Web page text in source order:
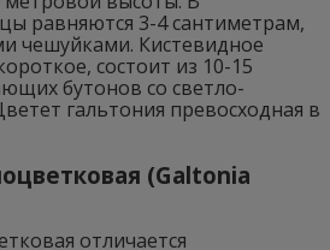
равняются 3-4 сантиметрам,
чешуйками. Кистевидное
состоит из 10-15
бутонов со светло-
гальтония превосходная в
(Galtonia
отличается